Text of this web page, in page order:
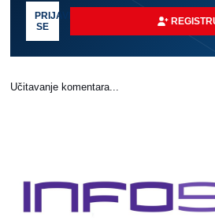
PRIJAVI
SE
Učitavanje komentara...